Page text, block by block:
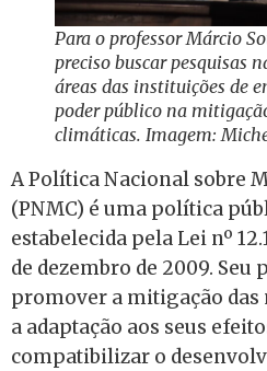
Para o professor Márcio
preciso buscar pesquisas
áreas das instituições de
poder público na
climáticas. Imagem:
A Política Nacional sobre
(PNMC) é uma política
estabelecida pela Lei nº
de dezembro de 2009.
promover a mitigação das
a adaptação aos seus
compatibilizar o